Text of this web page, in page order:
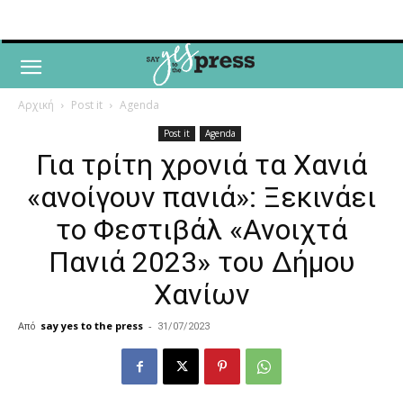
Αρχική Post it Agenda
Post it Agenda
Για τρίτη χρονιά τα Χανιά
«ανοίγουν πανιά»: Ξεκινάει
το Φεστιβάλ «Ανοιχτά
Πανιά 2023» του Δήμου
Χανίων
Από say yes to the press - 31/07/2023